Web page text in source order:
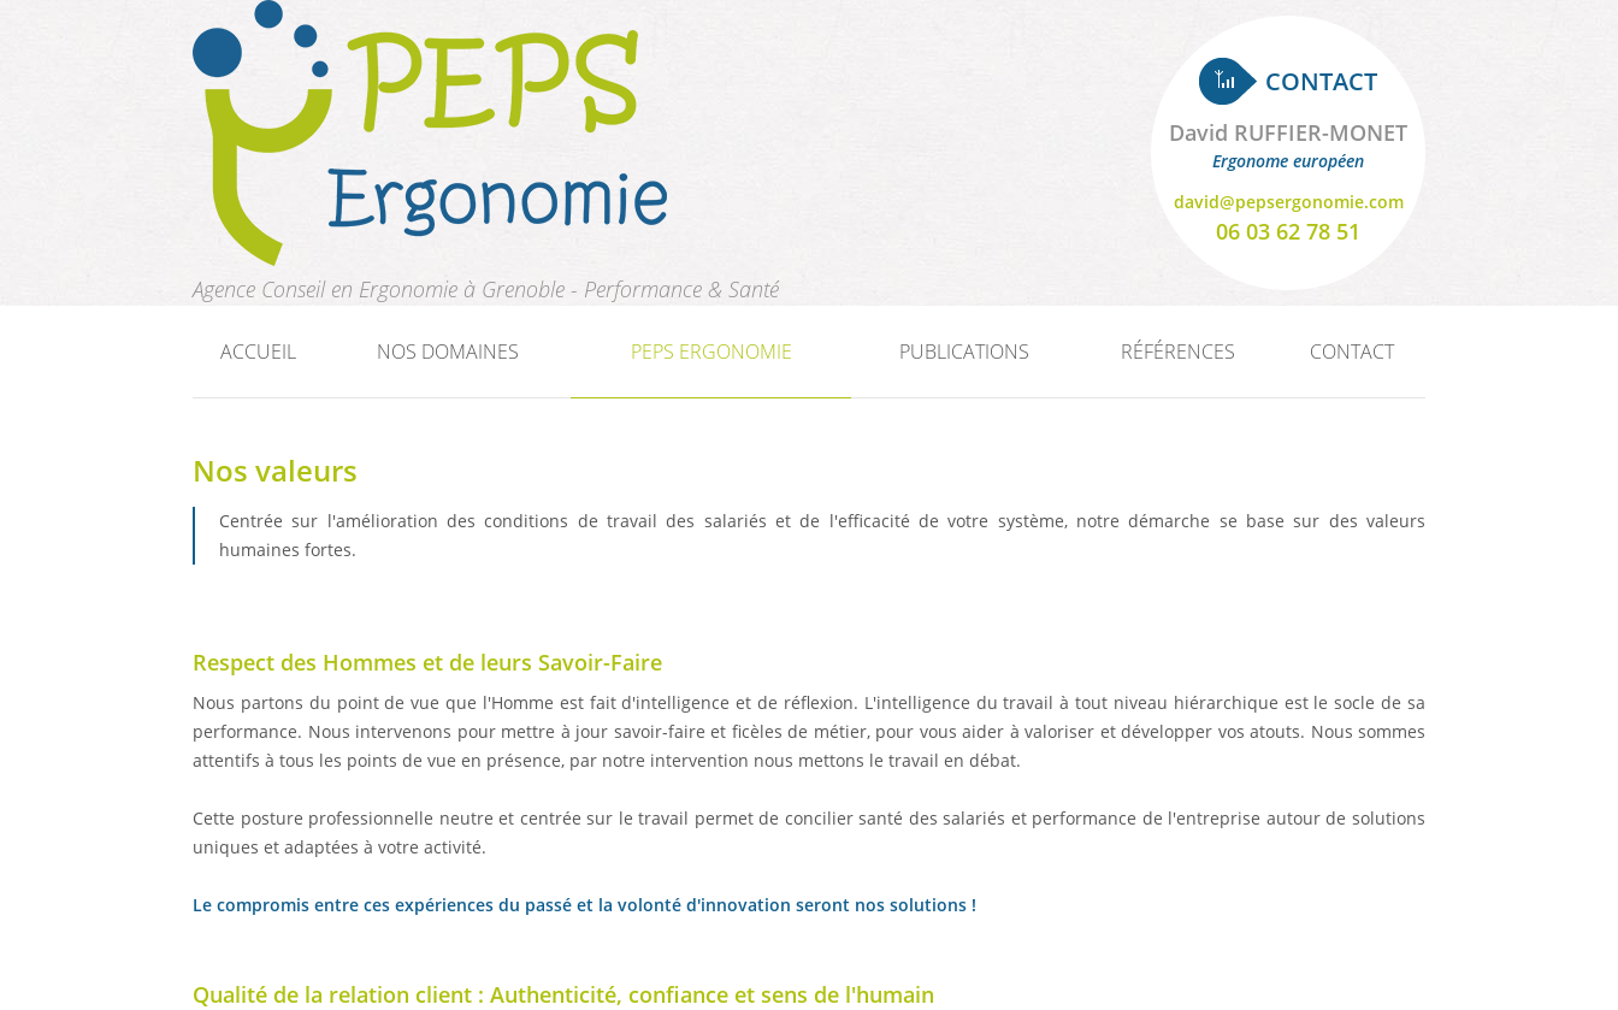
Agence Conseil en Ergonomie à Grenoble - Performance & Santé
CONTACT
David RUFFIER-MONET
Ergonome européen
david@pepsergonomie.com
06 03 62 78 51
ACCUEIL NOS DOMAINES PEPS ERGONOMIE PUBLICATIONS RÉFÉRENCES CONTACT
Nos valeurs
Centrée sur l'amélioration des conditions de travail des salariés et de l'efficacité de votre système, notre démarche se base sur des valeurs
humaines fortes.
Respect des Hommes et de leurs Savoir-Faire
Nous partons du point de vue que l'Homme est fait d'intelligence et de réflexion. L'intelligence du travail à tout niveau hiérarchique est le socle de sa
performance. Nous intervenons pour mettre à jour savoir-faire et ficèles de métier, pour vous aider à valoriser et développer vos atouts. Nous sommes
attentifs à tous les points de vue en présence, par notre intervention nous mettons le travail en débat.
Cette posture professionnelle neutre et centrée sur le travail permet de concilier santé des salariés et performance de l'entreprise autour de solutions
uniques et adaptées à votre activité.
Le compromis entre ces expériences du passé et la volonté d'innovation seront nos solutions !
Qualité de la relation client : Authenticité, confiance et sens de l'humain